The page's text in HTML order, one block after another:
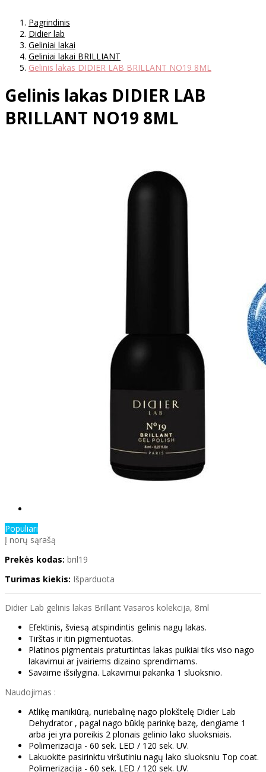
Pagrindinis
Didier lab
Geliniai lakai
Geliniai lakai BRILLIANT
Gelinis lakas DIDIER LAB BRILLANT NO19 8ML
Gelinis lakas DIDIER LAB
BRILLANT NO19 8ML
Populiari
Į norų sąrašą
Prekės kodas: bril19
Turimas kiekis: Išparduota
Didier Lab gelinis lakas Brillant Vasaros kolekcija, 8ml
Efektinis, šviesą atspindintis gelinis nagų lakas.
Tirštas ir itin pigmentuotas.
Platinos pigmentais praturtintas lakas puikiai tiks viso nago
lakavimui ar įvairiems dizaino sprendimams.
Savaime išsilygina. Lakavimui pakanka 1 sluoksnio.
Naudojimas :
Atlikę manikiūrą, nuriebalinę nago plokštelę Didier Lab
Dehydrator , pagal nago būklę parinkę bazę, dengiame 1
arba jei yra poreikis 2 plonais gelinio lako sluoksniais.
Polimerizacija - 60 sek. LED / 120 sek. UV.
Lakuokite pasirinktu viršutiniu nagų lako sluoksniu Top coat.
Polimerizacija - 60 sek. LED / 120 sek. UV.